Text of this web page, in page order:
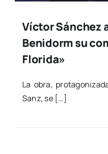
Víctor Sánchez
Benidorm su
Florida»
La obra,
Sanz, se […]